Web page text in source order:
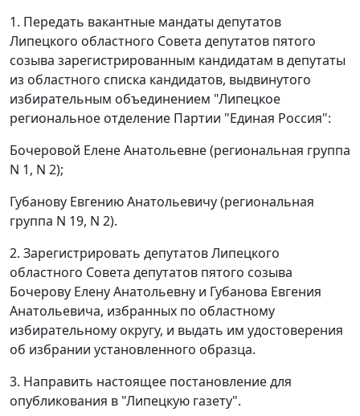
1. Передать вакантные мандаты депутатов
Липецкого областного Совета депутатов пятого
созыва зарегистрированным кандидатам в депутаты
из областного списка кандидатов, выдвинутого
избирательным объединением "Липецкое
региональное отделение Партии "Единая Россия":
Бочеровой Елене Анатольевне (региональная группа
N 1, N 2);
Губанову Евгению Анатольевичу (региональная
группа N 19, N 2).
2. Зарегистрировать депутатов Липецкого
областного Совета депутатов пятого созыва
Бочерову Елену Анатольевну и Губанова Евгения
Анатольевича, избранных по областному
избирательному округу, и выдать им удостоверения
об избрании установленного образца.
3. Направить настоящее постановление для
опубликования в "Липецкую газету".